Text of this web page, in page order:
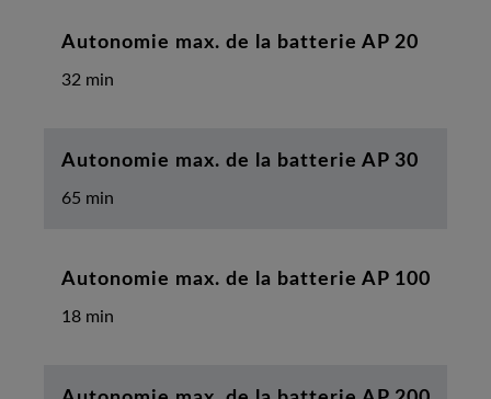
Autonomie max. de la batterie AP 20
32 min
Autonomie max. de la batterie AP 30
65 min
Autonomie max. de la batterie AP 100
18 min